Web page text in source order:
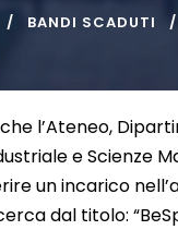
BANDI SCADUTI
l’Ateneo,
e Scienze
un incarico
dal titolo: